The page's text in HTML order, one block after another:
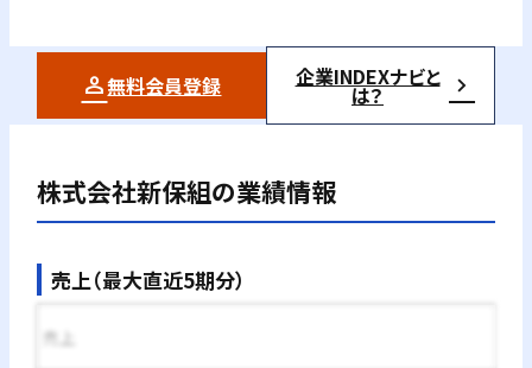
無料会員登録 企業INDEXナビと
は？
株式会社新保組の業績情報
売上（最大直近5期分）
売上